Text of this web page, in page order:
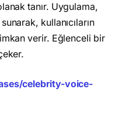
tanır. Uygulama,
kullanıcıların
verir. Eğlenceli bir
celebrity-voice-